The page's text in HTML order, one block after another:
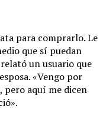
para comprarlo. Le
que sí puedan
un usuario que
«Vengo por
pero aquí me dicen